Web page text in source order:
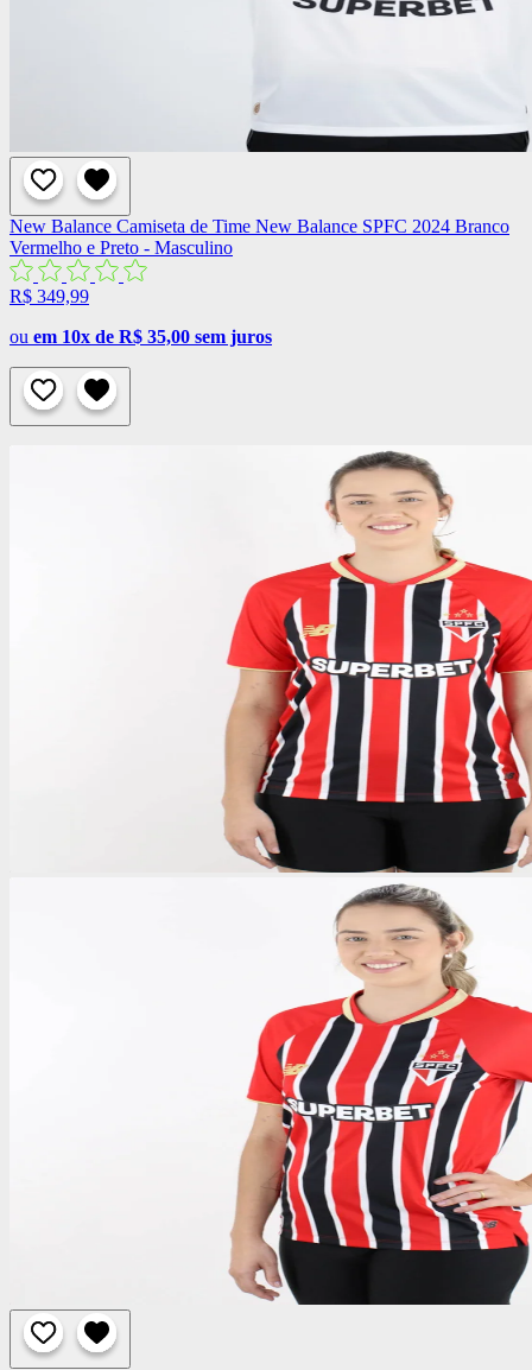
New Balance Camiseta de Time New Balance SPFC 2024 Branco
Vermelho e Preto - Masculino
R$ 349,99
ou em 10x de R$ 35,00 sem juros